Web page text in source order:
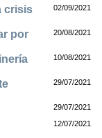
crisis 02/09/2021
por 20/08/2021
10/08/2021
29/07/2021
29/07/2021
12/07/2021